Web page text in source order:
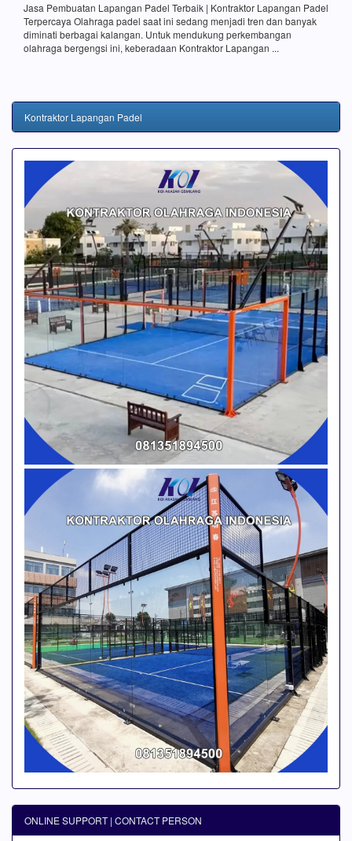
Jasa Pembuatan Lapangan Padel Terbaik | Kontraktor Lapangan Padel
Terpercaya Olahraga padel saat ini sedang menjadi tren dan banyak
diminati berbagai kalangan. Untuk mendukung perkembangan
olahraga bergengsi ini, keberadaan Kontraktor Lapangan ...
Kontraktor Lapangan Padel
ONLINE SUPPORT | CONTACT PERSON